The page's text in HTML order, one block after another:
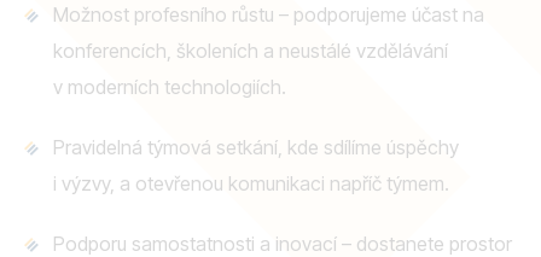
Možnost profesního růstu – podporujeme účast na
konferencích, školeních a neustálé vzdělávání
v moderních technologiích.
Pravidelná týmová setkání, kde sdílíme úspěchy
i výzvy, a otevřenou komunikaci napříč týmem.
Podporu samostatnosti a inovací – dostanete prostor